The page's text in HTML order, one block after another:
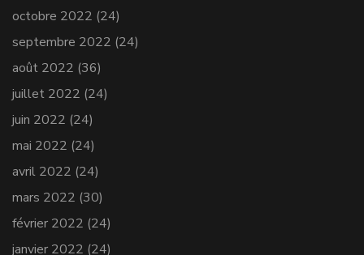
octobre 2022 (24)
septembre 2022 (24)
août 2022 (36)
juillet 2022 (24)
juin 2022 (24)
mai 2022 (24)
avril 2022 (24)
mars 2022 (30)
février 2022 (24)
janvier 2022 (24)